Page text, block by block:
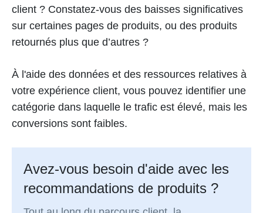
client ? Constatez-vous des baisses significatives
sur certaines pages de produits, ou des produits
retournés plus que d’autres ?
À l'aide des données et des ressources relatives à
votre expérience client, vous pouvez identifier une
catégorie dans laquelle le trafic est élevé, mais les
conversions sont faibles.
Avez-vous besoin d'aide avec les
recommandations de produits ?